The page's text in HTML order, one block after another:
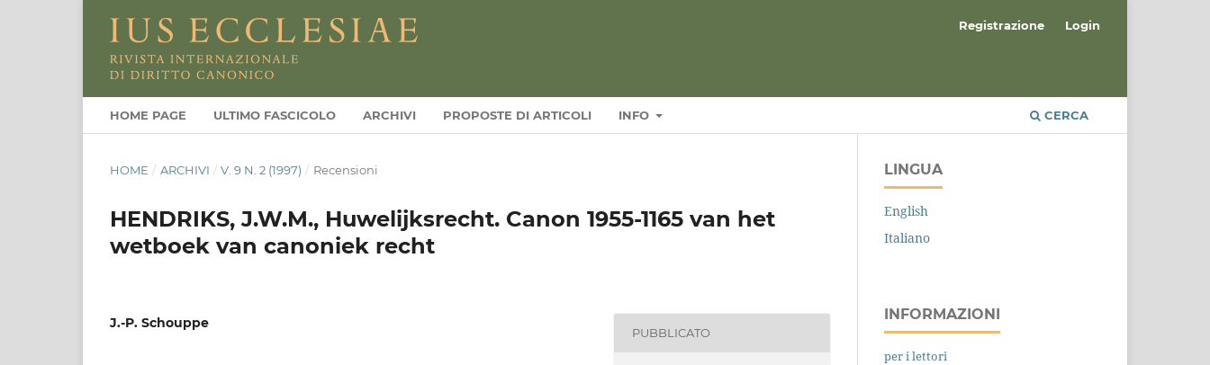
HOME PAGE ULTIMO FASCICOLO ARCHIVI PROPOSTE DI ARTICOLI INFO CERCA
Registrazione Login
HOME / ARCHIVI / V. 9 N. 2 (1997) / Recensioni
HENDRIKS, J.W.M., Huwelijksrecht. Canon 1955-1165 van het
wetboek van canoniek recht
J.-P. Schouppe
PUBBLICATO
LINGUA
English
Italiano
INFORMAZIONI
per i lettori